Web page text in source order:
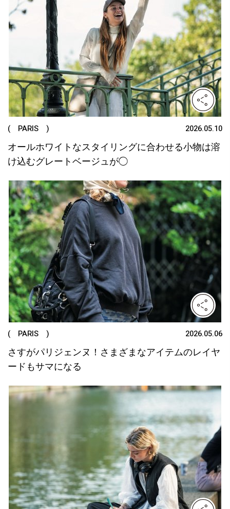
( PARIS ) 2026.05.10
オールホワイトなスタイリングに合わせる小物は溶
け込むグレートベージュが◯
( PARIS ) 2026.05.06
さすがパリジェンヌ！さまざまなアイテムのレイヤ
ードもサマになる